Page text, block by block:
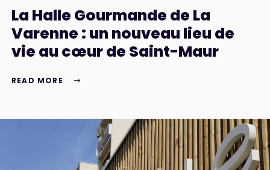
La Halle Gourmande de La
Varenne : un nouveau lieu de
vie au cœur de Saint-Maur
READ MORE